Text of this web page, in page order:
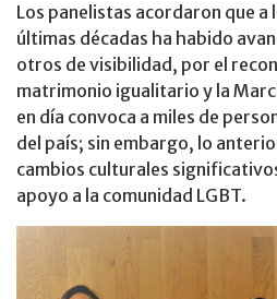
Los panelistas acordaron que a
últimas décadas ha habido
otros de visibilidad, por el
matrimonio igualitario y la
en día convoca a miles de
del país; sin embargo, lo
cambios culturales
apoyo a la comunidad LGBT.